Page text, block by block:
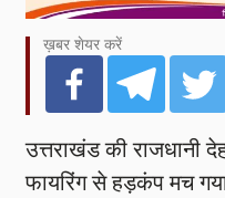
ख़बर शेयर करें
उत्तराखंड की राजधानी
फायरिंग से हड़कंप मच